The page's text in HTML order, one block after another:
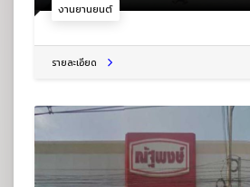
งานยานยนต์
รายละเอียด